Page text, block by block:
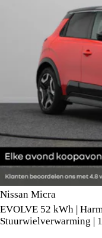
Nissan Micra
EVOLVE 52 kWh |
Stuurwielverwarming |